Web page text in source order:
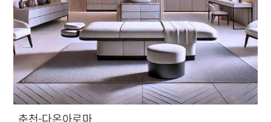
춘천-다온아로마